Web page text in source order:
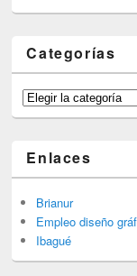
Categorías
Categorías
Enlaces
Brianur
Empleo diseño
Ibagué